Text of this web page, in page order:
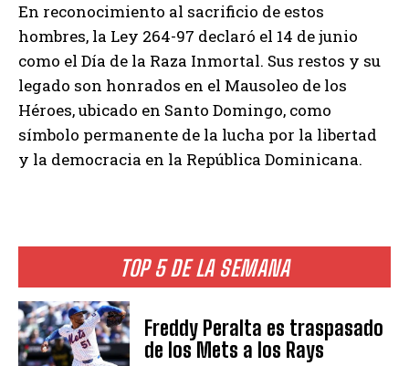
TOP 5 DE LA SEMANA
Freddy Peralta es traspasado
de los Mets a los Rays
En reconocimiento al sacrificio de estos
hombres, la Ley 264-97 declaró el 14 de junio
como el Día de la Raza Inmortal. Sus restos y su
legado son honrados en el Mausoleo de los
Héroes, ubicado en Santo Domingo, como
símbolo permanente de la lucha por la libertad
y la democracia en la República Dominicana.